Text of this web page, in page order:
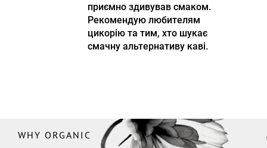
приємно здивував смаком.
Рекомендую любителям
цикорію та тим, хто шукає
смачну альтернативу каві.
WHY ORGANIC